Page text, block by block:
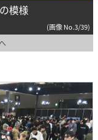
模様
(画像 No.3/39)